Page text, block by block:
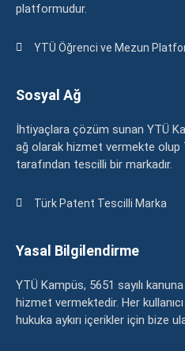
platformudur.
YTÜ Öğrenci ve Mezun
Sosyal Ağ
İhtiyaçlara çözüm sunan YTÜ
ağ olarak hizmet vermekte
tarafından tescilli bir markadır.
Türk Patent Tescilli Marka
Yasal Bilgilendirme
YTÜ Kampüs, 5651 sayılı
hizmet vermektedir. Her
hukuka aykırı içerikler için bize